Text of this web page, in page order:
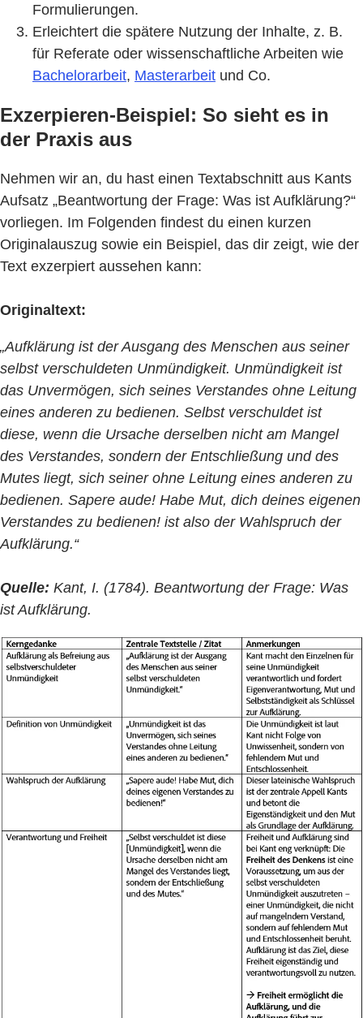
Formulierungen.
Erleichtert die spätere Nutzung der Inhalte, z. B.
für Referate oder wissenschaftliche Arbeiten wie
Bachelorarbeit, Masterarbeit und Co.
Exzerpieren-Beispiel: So sieht es in
der Praxis aus
Nehmen wir an, du hast einen Textabschnitt aus Kants
Aufsatz „Beantwortung der Frage: Was ist Aufklärung?“
vorliegen. Im Folgenden findest du einen kurzen
Originalauszug sowie ein Beispiel, das dir zeigt, wie der
Text exzerpiert aussehen kann:
Originaltext:
„Aufklärung ist der Ausgang des Menschen aus seiner
selbst verschuldeten Unmündigkeit. Unmündigkeit ist
das Unvermögen, sich seines Verstandes ohne Leitung
eines anderen zu bedienen. Selbst verschuldet ist
diese, wenn die Ursache derselben nicht am Mangel
des Verstandes, sondern der Entschließung und des
Mutes liegt, sich seiner ohne Leitung eines anderen zu
bedienen. Sapere aude! Habe Mut, dich deines eigenen
Verstandes zu bedienen! ist also der Wahlspruch der
Aufklärung.“
Quelle: Kant, I. (1784). Beantwortung der Frage: Was
ist Aufklärung.